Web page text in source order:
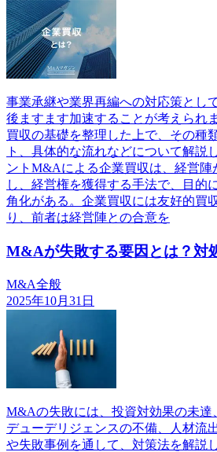
事業承継や業界再編への対応策とし
後ますます加速することが考えられ
買収の基礎を整理した上で、その種
ト、具体的な流れなどについて解説
ントM&Aによる企業買収は、経営陣
し、経営権を獲得する手法で、目的
角化がある。企業買収には友好的買
り、前者は経営陣との合意を
M&Aが失敗する要因とは？対
M&A全般
2025年10月31日
M&Aの失敗には、投資対効果の未達
デューデリジェンスの不備、人材流
や失敗事例を通して、対策法を解説